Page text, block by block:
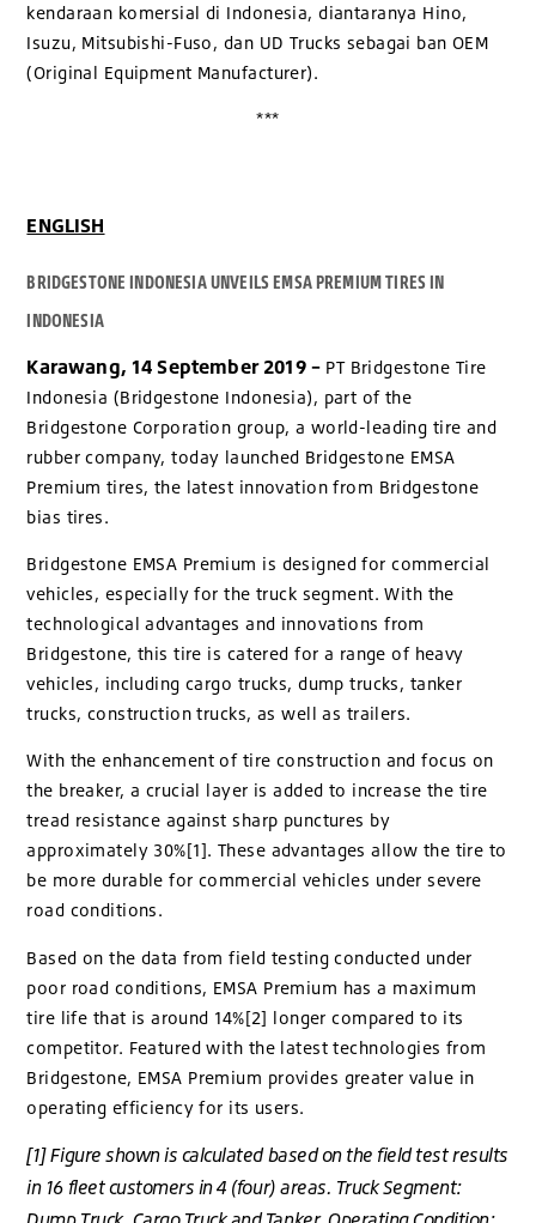
kendaraan komersial di Indonesia, diantaranya Hino,
Isuzu, Mitsubishi-Fuso, dan UD Trucks sebagai ban OEM
(Original Equipment Manufacturer).
***
ENGLISH
BRIDGESTONE INDONESIA UNVEILS EMSA PREMIUM TIRES IN
INDONESIA
Karawang, 14 September 2019 – PT Bridgestone Tire
Indonesia (Bridgestone Indonesia), part of the
Bridgestone Corporation group, a world-leading tire and
rubber company, today launched Bridgestone EMSA
Premium tires, the latest innovation from Bridgestone
bias tires.
Bridgestone EMSA Premium is designed for commercial
vehicles, especially for the truck segment. With the
technological advantages and innovations from
Bridgestone, this tire is catered for a range of heavy
vehicles, including cargo trucks, dump trucks, tanker
trucks, construction trucks, as well as trailers.
With the enhancement of tire construction and focus on
the breaker, a crucial layer is added to increase the tire
tread resistance against sharp punctures by
approximately 30%[1]. These advantages allow the tire to
be more durable for commercial vehicles under severe
road conditions.
Based on the data from field testing conducted under
poor road conditions, EMSA Premium has a maximum
tire life that is around 14%[2] longer compared to its
competitor. Featured with the latest technologies from
Bridgestone, EMSA Premium provides greater value in
operating efficiency for its users.
[1] Figure shown is calculated based on the field test results
in 16 fleet customers in 4 (four) areas. Truck Segment: